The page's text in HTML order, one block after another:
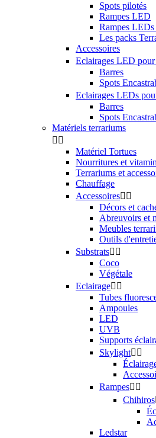
Spots pilotés
Rampes LED
Rampes LEDs
Les packs
Accessoires
Eclairages LED
Barres
Spots
Eclairages LEDs
Barres
Spots
Matériels terrariums
 
Matériel Tortues
Nourritures et
Terrariums et
Chauffage
Accessoires 
Décors et
Abreuvoirs et
Meubles
Outils
Substrats 
Coco
Végétale
Eclairage 
Tubes
Ampoules
LED
UVB
Supports
Skylight 
Rampes 
Chihiros
Ledstar